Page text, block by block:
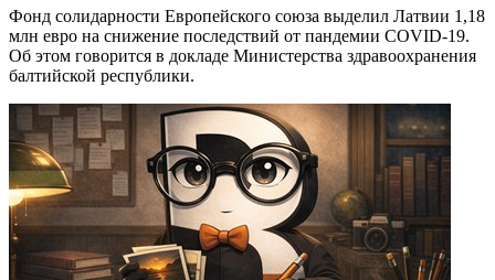
Фонд солидарности Европейского союза выделил Латвии 1,18
млн евро на снижение последствий от пандемии COVID-19.
Об этом говорится в докладе Министерства здравоохранения
балтийской республики.